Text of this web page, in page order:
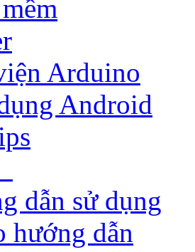
Arduino
Android
dẫn sử dụng
hướng dẫn